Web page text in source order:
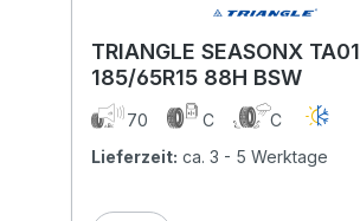
TRIANGLE SEASONX TA01
185/65R15 88H BSW
70 C
C
Lieferzeit: ca. 3 - 5 Werktage